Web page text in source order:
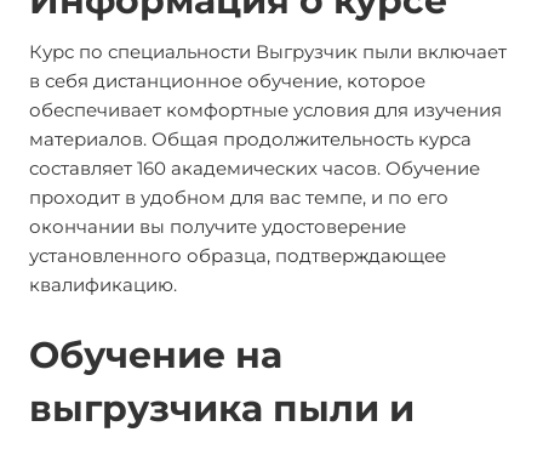
Курс по специальности Выгрузчик пыли включает
в себя дистанционное обучение, которое
обеспечивает комфортные условия для изучения
материалов. Общая продолжительность курса
составляет 160 академических часов. Обучение
проходит в удобном для вас темпе, и по его
окончании вы получите удостоверение
установленного образца, подтверждающее
квалификацию.
Обучение на
выгрузчика пыли и